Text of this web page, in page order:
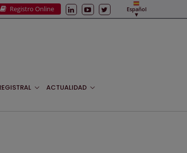
Registro Online Español
ACTUALIDAD